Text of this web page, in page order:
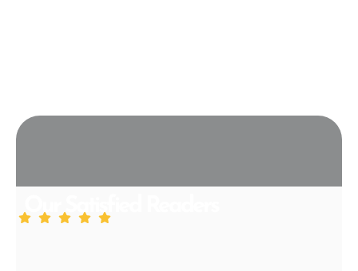
Our Satisfied Readers